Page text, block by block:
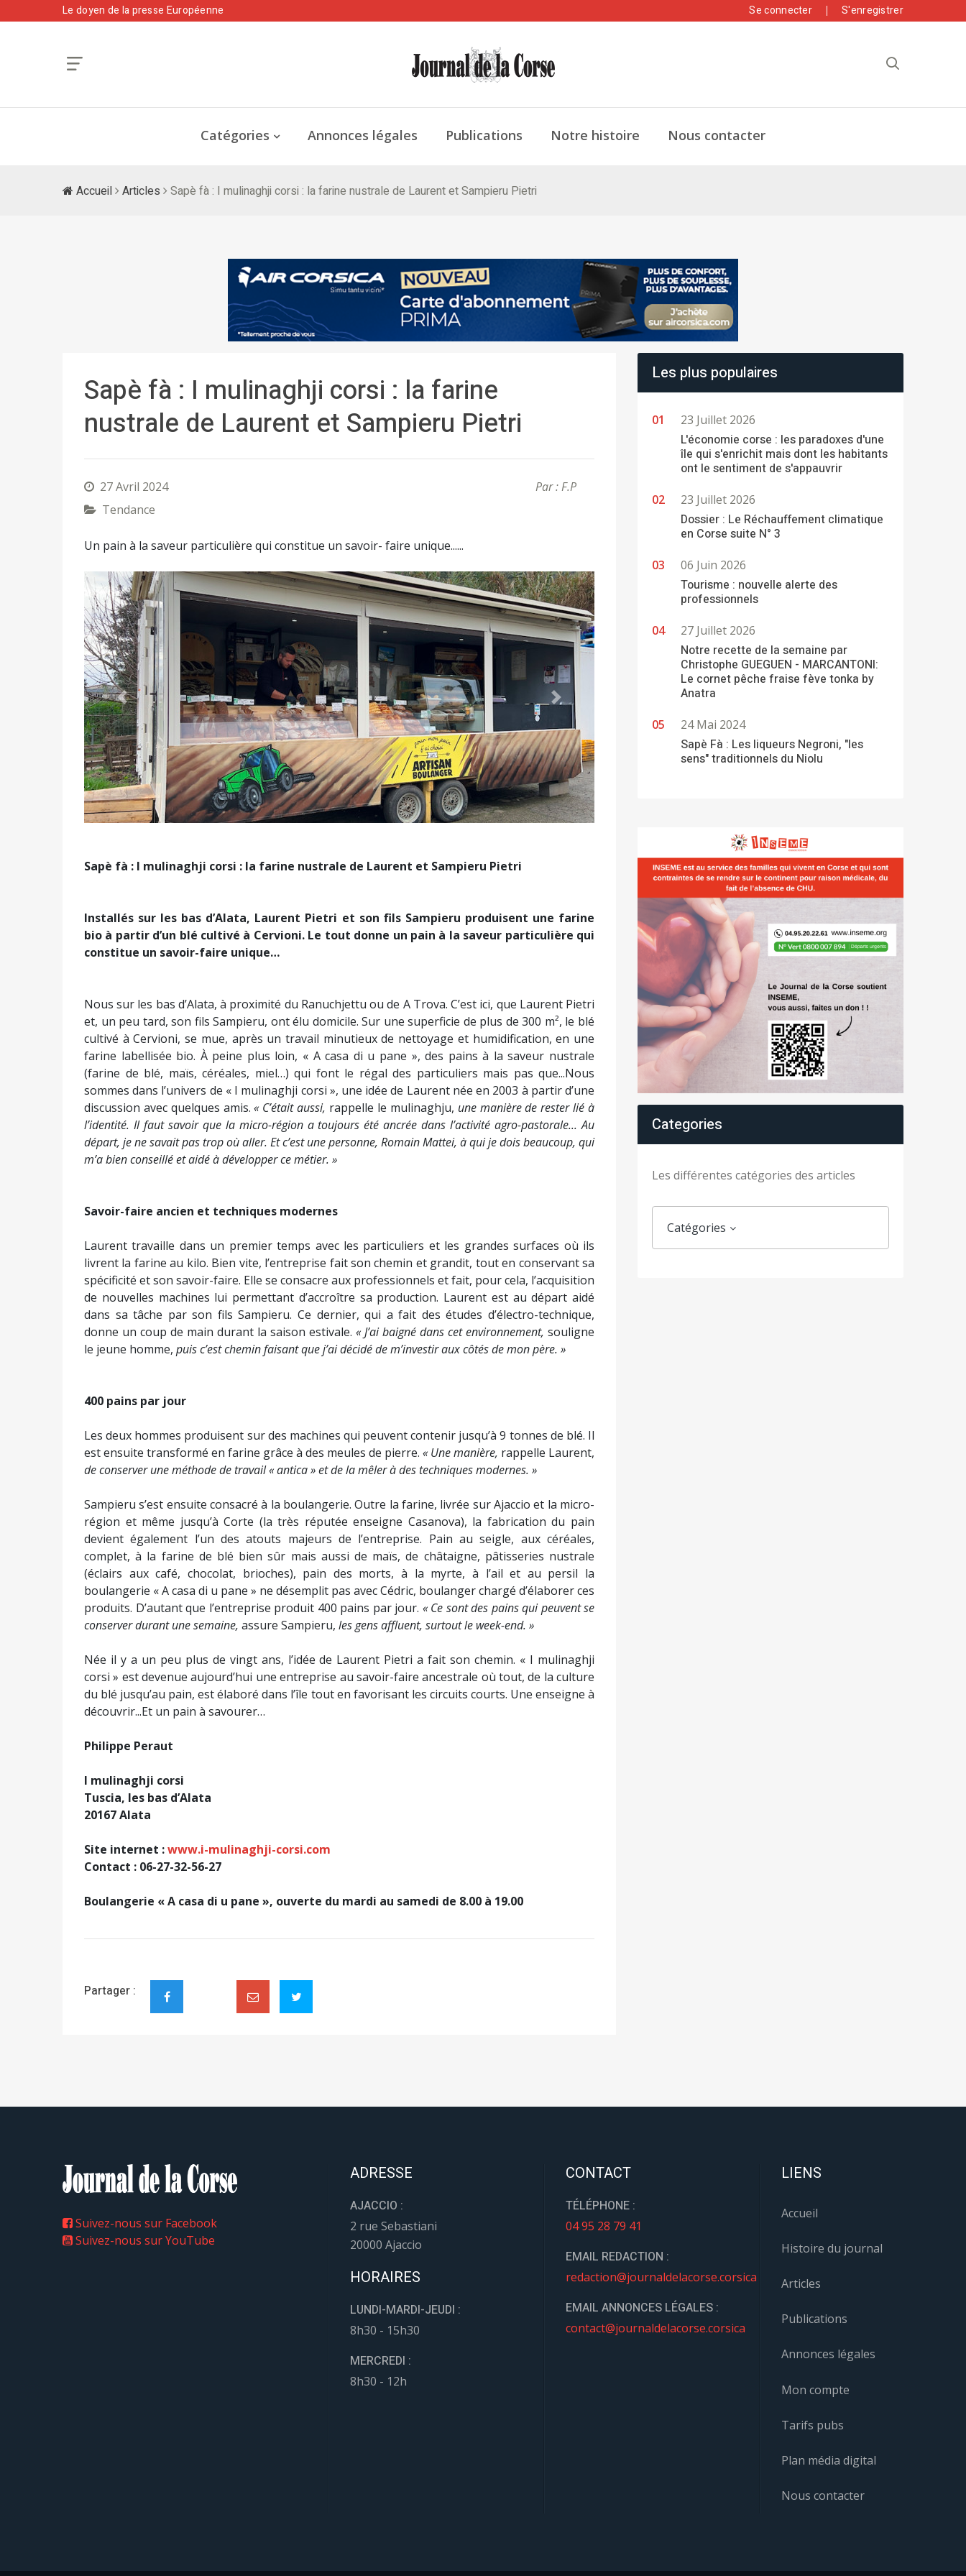
Le doyen de la presse Européenne Se connecter S'enregistrer
Catégories Annonces légales Publications Notre histoire Nous contacter
Accueil Articles Sapè fà : I mulinaghji corsi : la farine nustrale de Laurent et Sampieru Pietri
Sapè fà : I mulinaghji corsi : la farine
nustrale de Laurent et Sampieru Pietri
27 Avril 2024
Par : F.P
Tendance
Un pain à la saveur particulière qui constitue un savoir- faire unique......
Précédent Suivant
Sapè fà : I mulinaghji corsi : la farine nustrale de Laurent et Sampieru Pietri
Installés sur les bas d’Alata, Laurent Pietri et son fils Sampieru produisent une farine
bio à partir d’un blé cultivé à Cervioni. Le tout donne un pain à la saveur particulière qui
constitue un savoir-faire unique…
Nous sur les bas d’Alata, à proximité du Ranuchjettu ou de A Trova. C’est ici, que Laurent Pietri
et, un peu tard, son fils Sampieru, ont élu domicile. Sur une superficie de plus de 300 m², le blé
cultivé à Cervioni, se mue, après un travail minutieux de nettoyage et humidification, en une
farine labellisée bio. À peine plus loin, « A casa di u pane », des pains à la saveur nustrale
(farine de blé, maïs, céréales, miel…) qui font le régal des particuliers mais pas que...Nous
sommes dans l’univers de « I mulinaghji corsi », une idée de Laurent née en 2003 à partir d’une
discussion avec quelques amis.« C’était aussi, rappelle le mulinaghju, une manière de rester lié à
l’identité. Il faut savoir que la micro-région a toujours été ancrée dans l’activité agro-pastorale... Au
départ, je ne savait pas trop où aller. Et c’est une personne, Romain Mattei, à qui je dois beaucoup, qui
m’a bien conseillé et aidé à développer ce métier. »
Savoir-faire ancien et techniques modernes
Laurent travaille dans un premier temps avec les particuliers et les grandes surfaces où ils
livrent la farine au kilo. Bien vite, l’entreprise fait son chemin et grandit, tout en conservant sa
spécificité et son savoir-faire. Elle se consacre aux professionnels et fait, pour cela, l’acquisition
de nouvelles machines lui permettant d’accroître sa production. Laurent est au départ aidé
dans sa tâche par son fils Sampieru. Ce dernier, qui a fait des études d’électro-technique,
donne un coup de main durant la saison estivale. « J’ai baigné dans cet environnement, souligne
le jeune homme, puis c’est chemin faisant que j’ai décidé de m’investir aux côtés de mon père. »
400 pains par jour
Les deux hommes produisent sur des machines qui peuvent contenir jusqu’à 9 tonnes de blé. Il
est ensuite transformé en farine grâce à des meules de pierre. « Une manière, rappelle Laurent,
de conserver une méthode de travail « antica » et de la mêler à des techniques modernes. »
Sampieru s’est ensuite consacré à la boulangerie. Outre la farine, livrée sur Ajaccio et la micro-
région et même jusqu’à Corte (la très réputée enseigne Casanova), la fabrication du pain
devient également l’un des atouts majeurs de l’entreprise. Pain au seigle, aux céréales,
complet, à la farine de blé bien sûr mais aussi de maïs, de châtaigne, pâtisseries nustrale
(éclairs aux café, chocolat, brioches), pain des morts, à la myrte, à l’ail et au persil la
boulangerie « A casa di u pane » ne désemplit pas avec Cédric, boulanger chargé d’élaborer ces
produits. D’autant que l’entreprise produit 400 pains par jour. « Ce sont des pains qui peuvent se
conserver durant une semaine, assure Sampieru, les gens affluent, surtout le week-end. »
Née il y a un peu plus de vingt ans, l’idée de Laurent Pietri a fait son chemin. « I mulinaghji
corsi » est devenue aujourd’hui une entreprise au savoir-faire ancestrale où tout, de la culture
du blé jusqu’au pain, est élaboré dans l’île tout en favorisant les circuits courts. Une enseigne à
découvrir...Et un pain à savourer…
Philippe Peraut
I mulinaghji corsi
Tuscia, les bas d’Alata
20167 Alata
Site internet :www.i-mulinaghji-corsi.com
Contact : 06-27-32-56-27
Boulangerie « A casa di u pane », ouverte du mardi au samedi de 8.00 à 19.00
Partager :
Les plus populaires
23 Juillet 2026
L'économie corse : les paradoxes d'une
île qui s'enrichit mais dont les habitants
ont le sentiment de s'appauvrir
23 Juillet 2026
Dossier : Le Réchauffement climatique
en Corse suite N° 3
06 Juin 2026
Tourisme : nouvelle alerte des
professionnels
27 Juillet 2026
Notre recette de la semaine par
Christophe GUEGUEN - MARCANTONI:
Le cornet pêche fraise fève tonka by
Anatra
24 Mai 2024
Sapè Fà : Les liqueurs Negroni, "les
sens" traditionnels du Niolu
Categories
Les différentes catégories des articles
Catégories
Suivez-nous sur Facebook
Suivez-nous sur YouTube
ADRESSE
AJACCIO :
2 rue Sebastiani
20000 Ajaccio
HORAIRES
LUNDI-MARDI-JEUDI :
8h30 - 15h30
MERCREDI :
8h30 - 12h
CONTACT
TÉLÉPHONE :
04 95 28 79 41
EMAIL REDACTION :
redaction@journaldelacorse.corsica
EMAIL ANNONCES LÉGALES :
contact@journaldelacorse.corsica
LIENS
Accueil
Histoire du journal
Articles
Publications
Annonces légales
Mon compte
Tarifs pubs
Plan média digital
Nous contacter